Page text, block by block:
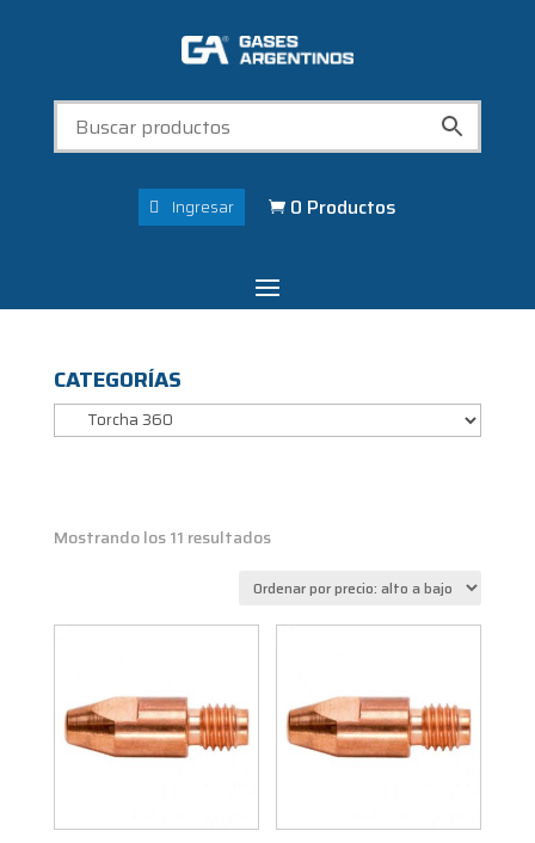
Ingresar  0 Productos
CATEGORÍAS
Mostrando los 11 resultadosOrdenado
precio:
alto